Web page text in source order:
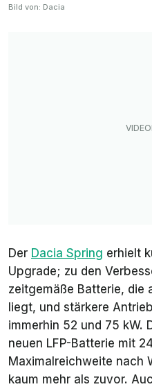
Bild von: Dacia
Der Dacia Spring erhielt
Upgrade; zu den
zeitgemäße Batterie, die
liegt, und stärkere
immerhin 52 und 75 kW.
neuen LFP-Batterie mit
Maximalreichweite nach
kaum mehr als zuvor.